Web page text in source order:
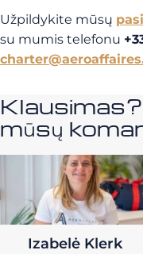
Užpildykite mūsų
su mumis telefonu
mūsų
Izabelė Klerk